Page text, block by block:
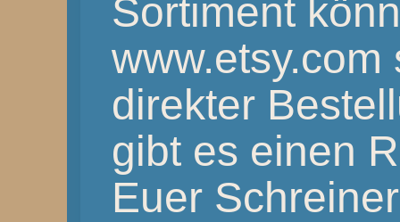
Sortiment
www.etsy.com
direkter
gibt es einen
Euer